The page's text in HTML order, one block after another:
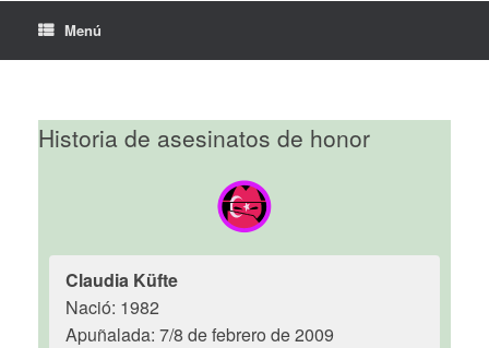
Menú
Historia de asesinatos de honor
Claudia Küfte
Nació: 1982
Apuñalada: 7/8 de febrero de 2009